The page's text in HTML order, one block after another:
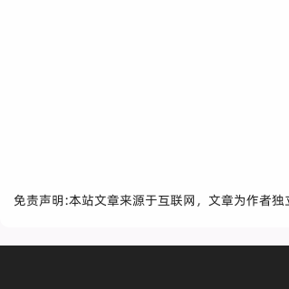
免责声明:本站文章来源于互联网，文章为作者